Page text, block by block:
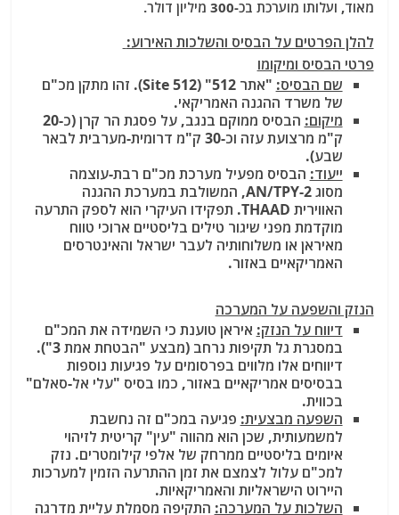
k
מאוד, ועלותו מוערכת בכ-300 מיליון דולר.
להלן הפרטים על הבסיס והשלכות האירוע:
פרטי הבסיס ומיקומו
שם הבסיס:
"אתר 512" (Site 512). זהו מתקן מכ"ם
של משרד ההגנה האמריקאי.
מיקום:
הבסיס ממוקם בנגב, על פסגת הר קרן (כ-20
ק"מ מרצועת עזה וכ-30 ק"מ דרומית-מערבית לבאר
שבע).
ייעוד: הבסיס מפעיל מערכת מכ"ם רבת-עוצמה
מסוג AN/TPY-2, המשולבת במערכת ההגנה
האווירית THAAD. תפקידו העיקרי הוא לספק התרעה
מוקדמת מפני שיגור טילים בליסטיים ארוכי טווח
מאיראן או משלוחותיה לעבר ישראל והאינטרסים
האמריקאיים באזור.
הנזק והשפעה על המערכה
דיווח על הנזק: איראן טוענת כי השמידה את המכ"ם
במסגרת גל תקיפות נרחב (מבצע "הבטחת אמת 3").
דיווחים אלו מלווים בפרסומים על פגיעות נוספות
בבסיסים אמריקאיים באזור, כמו בסיס "עלי אל-סאלם"
בכווית.
השפעה מבצעית: פגיעה במכ"ם זה נחשבת
למשמעותית, שכן הוא מהווה "עין" קריטית לזיהוי
איומים בליסטיים ממרחק של אלפי קילומטרים. נזק
למכ"ם עלול לצמצם את זמן ההתרעה הזמין למערכות
היירוט הישראליות והאמריקאיות.
השלכות על המערכה: התקיפה מסמלת עליית מדרגה